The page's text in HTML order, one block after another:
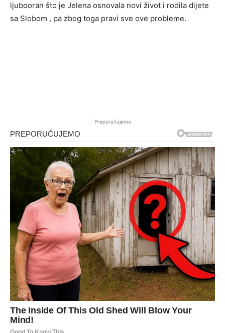
ljubooran što je Jelena osnovala novi život i rodila dijete
sa Slobom , pa zbog toga pravi sve ove probleme.
Preporučujemo